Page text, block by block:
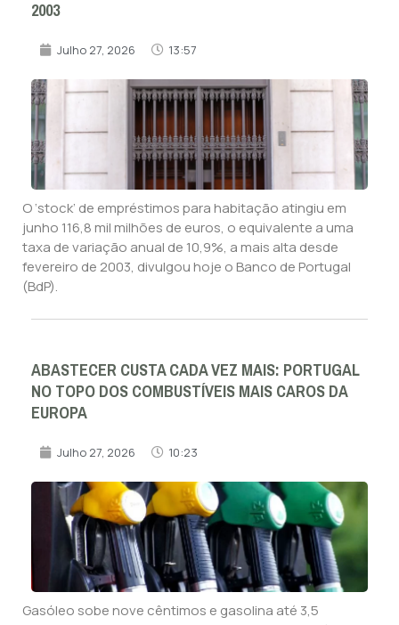
2003
Julho 27, 2026 13:57
O ‘stock’ de empréstimos para habitação atingiu em
junho 116,8 mil milhões de euros, o equivalente a uma
taxa de variação anual de 10,9%, a mais alta desde
fevereiro de 2003, divulgou hoje o Banco de Portugal
(BdP).
ABASTECER CUSTA CADA VEZ MAIS: PORTUGAL
NO TOPO DOS COMBUSTÍVEIS MAIS CAROS DA
EUROPA
Julho 27, 2026 10:23
Gasóleo sobe nove cêntimos e gasolina até 3,5